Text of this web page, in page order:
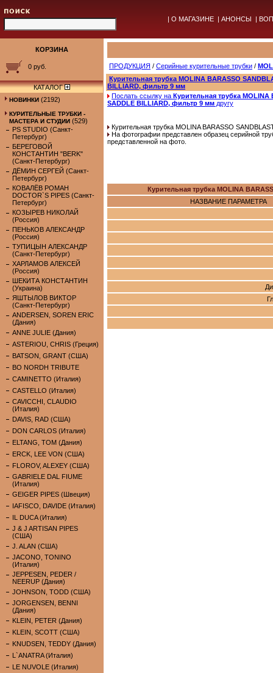
| О МАГАЗИНЕ | АНОНСЫ |
КОРЗИНА
0 руб.
КАТАЛОГ
НОВИНКИ (2192)
КУРИТЕЛЬНЫЕ ТРУБКИ -
МАСТЕРА И СТУДИИ (529)
PS STUDIO (Санкт-
Петербург)
БЕРЕГОВОЙ
КОНСТАНТИН "BERK"
(Санкт-Петербург)
ДЁМИН СЕРГЕЙ (Санкт-
Петербург)
КОВАЛЁВ РОМАН
DOCTOR`S PIPES (Санкт-
Петербург)
КОЗЫРЕВ НИКОЛАЙ
(Россия)
ПЕНЬКОВ АЛЕКСАНДР
(Россия)
ТУПИЦЫН АЛЕКСАНДР
(Санкт-Петербург)
ХАРЛАМОВ АЛЕКСЕЙ
(Россия)
ШЕКИТА КОНСТАНТИН
(Украина)
ЯШТЫЛОВ ВИКТОР
(Санкт-Петербург)
ANDERSEN, SOREN ERIC
(Дания)
ANNE JULIE (Дания)
ASTERIOU, CHRIS (Греция)
BATSON, GRANT (США)
BO NORDH TRIBUTE
CAMINETTO (Италия)
CASTELLO (Италия)
CAVICCHI, CLAUDIO
(Италия)
DAVIS, RAD (США)
DON CARLOS (Италия)
ELTANG, TOM (Дания)
ERCK, LEE VON (США)
FLOROV, ALEXEY (США)
GABRIELE DAL FIUME
(Италия)
GEIGER PIPES (Швеция)
IAFISCO, DAVIDE (Италия)
IL DUCA (Италия)
J & J ARTISAN PIPES
(США)
J. ALAN (США)
JACONO, TONINO
(Италия)
JEPPESEN, PEDER /
NEERUP (Дания)
JOHNSON, TODD (США)
JORGENSEN, BENNI
(Дания)
KLEIN, PETER (Дания)
KLEIN, SCOTT (США)
KNUDSEN, TEDDY (Дания)
L`ANATRA (Италия)
LE NUVOLE (Италия)
ПРОДУКЦИЯ / Серийные курительные трубки /
Курительная трубка MOLINA BARASSO
BILLIARD, фильтр 9 мм
Послать ссылку на Курительная трубка MOLINA
SADDLE BILLIARD, фильтр 9 мм другу
Курительная трубка MOLINA BARASSO
На фотографии представлен образец серийной
представленной на фото.
Курительная трубка MOLINA
НАЗВАНИЕ ПАРАМЕТРА